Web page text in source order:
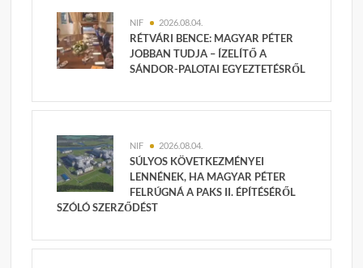
NIF 2026.08.04.
RÉTVÁRI BENCE: MAGYAR PÉTER
JOBBAN TUDJA – ÍZELÍTŐ A
SÁNDOR-PALOTAI EGYEZTETÉSRŐL
NIF 2026.08.04.
SÚLYOS KÖVETKEZMÉNYEI
LENNÉNEK, HA MAGYAR PÉTER
FELRÚGNÁ A PAKS II. ÉPÍTÉSÉRŐL
SZÓLÓ SZERZŐDÉST